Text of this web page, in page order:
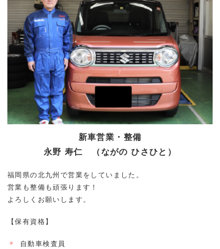
新車営業・整備
永野 寿仁 （ながの ひさひと）
福岡県の北九州で営業をしていました。
営業も整備も頑張ります！
よろしくお願いします。
【保有資格】
自動車検査員